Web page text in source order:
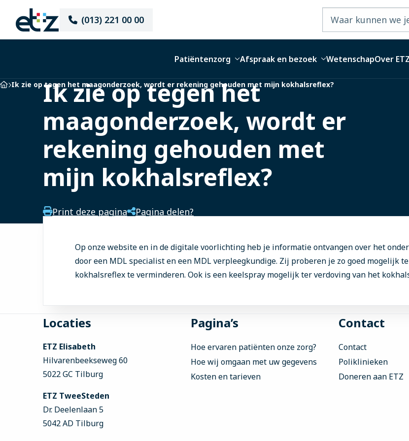
Elisabeth-
TweeSteden
Ziekenhuis
(013) 221 00 00
Patiëntenzorg Afspraak en bezoek WetenschapOver ETZ
Home
Ik zie op tegen het maagonderzoek, wordt er rekening gehouden met mijn kokhalsreflex?
Ik zie op tegen het
maagonderzoek, wordt er
rekening gehouden met
mijn kokhalsreflex?
Print deze pagina Pagina delen?
Op onze website en in de digitale voorlichting heb je informatie ontvangen over het
door een MDL specialist en een MDL verpleegkundige. Zij proberen je zo goed mogelijk
kokhalsreflex te verminderen. Ook is een keelspray mogelijk ter verdoving van het
footer
Locaties
ETZ Elisabeth
Hilvarenbeekseweg 60
5022 GC Tilburg
ETZ TweeSteden
Dr. Deelenlaan 5
5042 AD Tilburg
Pagina’s
Hoe ervaren patiënten onze zorg?
Hoe wij omgaan met uw gegevens
Kosten en tarieven
Contact
Contact
Poliklinieken
Doneren aan ETZ